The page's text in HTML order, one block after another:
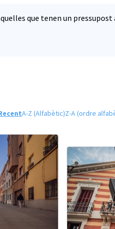
que tenen un
A-Z (Alfabètic)Z-A (ordre